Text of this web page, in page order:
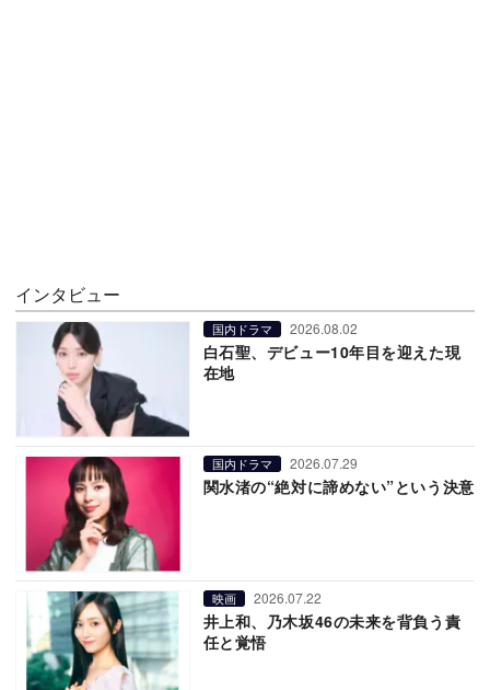
インタビュー
国内ドラマ 2026.08.02
白石聖、デビュー10年目を迎えた現
在地
国内ドラマ 2026.07.29
関水渚の“絶対に諦めない”という決意
映画 2026.07.22
井上和、乃木坂46の未来を背負う責
任と覚悟